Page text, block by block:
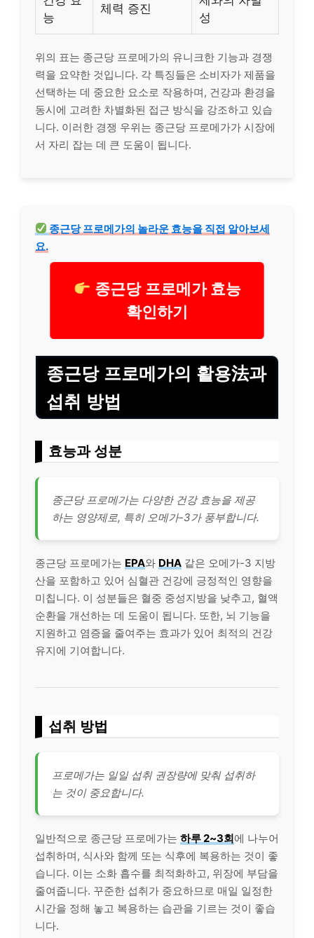
능
체력 증진
성
위의 표는 종근당 프로메가의 유니크한 기능과 경쟁
력을 요약한 것입니다. 각 특징들은 소비자가 제품을
선택하는 데 중요한 요소로 작용하며, 건강과 환경을
동시에 고려한 차별화된 접근 방식을 강조하고 있습
니다. 이러한 경쟁 우위는 종근당 프로메가가 시장에
서 자리 잡는 데 큰 도움이 됩니다.
종근당 프로메가의 놀라운 효능을 직접 알아보세
요.
종근당 프로메가 효능
확인하기
종근당 프로메가의 활용法과
섭취 방법
효능과 성분
종근당 프로메가는 다양한 건강 효능을 제공
하는 영양제로, 특히 오메가-3가 풍부합니다.
종근당 프로메가는 EPA와 DHA 같은 오메가-3 지방
산을 포함하고 있어 심혈관 건강에 긍정적인 영향을
미칩니다. 이 성분들은 혈중 중성지방을 낮추고, 혈액
순환을 개선하는 데 도움이 됩니다. 또한, 뇌 기능을
지원하고 염증을 줄여주는 효과가 있어 최적의 건강
유지에 기여합니다.
섭취 방법
프로메가는 일일 섭취 권장량에 맞춰 섭취하
는 것이 중요합니다.
일반적으로 종근당 프로메가는 하루 2~3회에 나누어
섭취하며, 식사와 함께 또는 식후에 복용하는 것이 좋
습니다. 이는 소화 흡수를 최적화하고, 위장에 부담을
줄여줍니다. 꾸준한 섭취가 중요하므로 매일 일정한
시간을 정해 놓고 복용하는 습관을 기르는 것이 좋습
니다.